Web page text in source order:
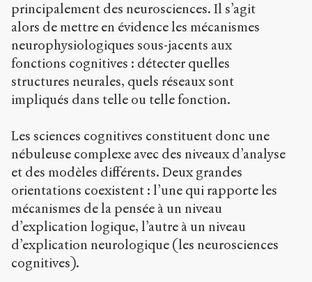
principalement des neurosciences. Il s’agit
alors de mettre en évidence les mécanismes
neurophysiologiques sous-jacents aux
fonctions cognitives : détecter quelles
structures neurales, quels réseaux sont
impliqués dans telle ou telle fonction.
Les sciences cognitives constituent donc une
nébuleuse complexe avec des niveaux d’analyse
et des modèles différents. Deux grandes
orientations coexistent : l’une qui rapporte les
mécanismes de la pensée à un niveau
d’explication logique, l’autre à un niveau
d’explication neurologique (les neurosciences
cognitives).